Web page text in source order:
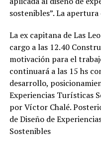
sostenibles”. La
La ex capitana de Las
cargo a las 12.40
motivación para el
continuará a las 15 hs
desarrollo,
Experiencias Turísticas
por Víctor Chalé.
de Diseño de
Sostenibles